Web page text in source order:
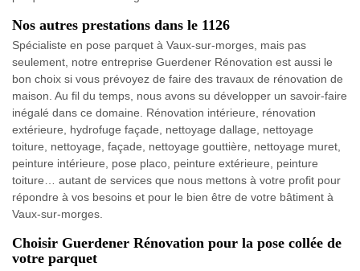
Nos autres prestations dans le 1126
Spécialiste en pose parquet à Vaux-sur-morges, mais pas
seulement, notre entreprise Guerdener Rénovation est aussi le
bon choix si vous prévoyez de faire des travaux de rénovation de
maison. Au fil du temps, nous avons su développer un savoir-faire
inégalé dans ce domaine. Rénovation intérieure, rénovation
extérieure, hydrofuge façade, nettoyage dallage, nettoyage
toiture, nettoyage, façade, nettoyage gouttière, nettoyage muret,
peinture intérieure, pose placo, peinture extérieure, peinture
toiture… autant de services que nous mettons à votre profit pour
répondre à vos besoins et pour le bien être de votre bâtiment à
Vaux-sur-morges.
Choisir Guerdener Rénovation pour la pose collée de
votre parquet